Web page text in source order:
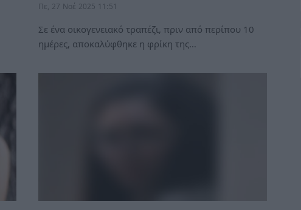
Πε, 27 Νοέ 2025 11:51
Σε ένα οικογενειακό τραπέζι, πριν από περίπου 10
ημέρες, αποκαλύφθηκε η φρίκη της…